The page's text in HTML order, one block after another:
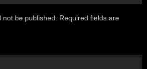
be published.
Required fields are